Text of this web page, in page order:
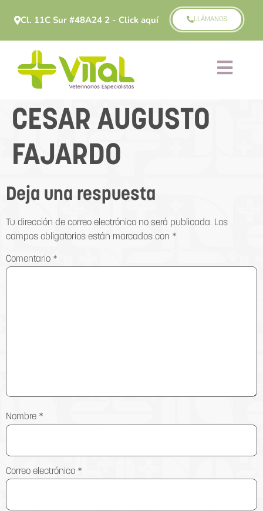
Cl. 11C Sur #48A24 2 - Click aquí LLÁMANOS
CESAR AUGUSTO
FAJARDO
Deja una respuesta
Tu dirección de correo electrónico no será publicada. Los
campos obligatorios están marcados con *
Comentario *
Nombre *
Correo electrónico *